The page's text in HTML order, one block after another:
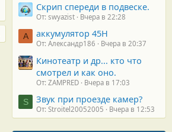
Скрип спереди в подвеске.
От: swyazist Вчера в 22:28
А аккумулятор 45H
От: Александр186 Вчера в 20:37
Кинотеатр и др... кто что
смотрел и как оно.
От: ZAMPRED Вчера в 17:03
S Звук при проезде камер?
От: Stroitel20052005 Вчера в 12:53